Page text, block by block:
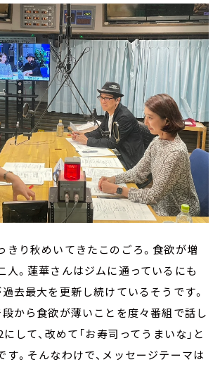
きり秋めいてきたこのごろ。食欲が増
人。蓮華さんはジムに通っているにも
去最大を更新し続けているそうです。
段から食欲が薄いことを度々番組で話し
して、改めて「お寿司ってうまいな」と
す。そんなわけで、メッセージテーマは